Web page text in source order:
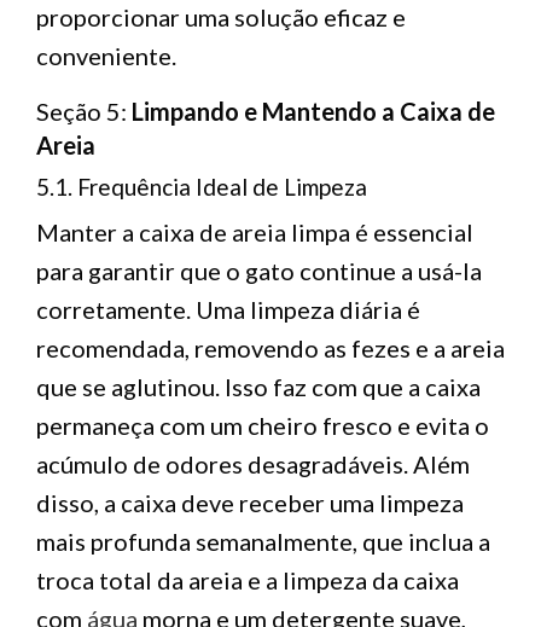
proporcionar uma solução eficaz e
conveniente.
Seção 5: Limpando e Mantendo a Caixa de
Areia
5.1. Frequência Ideal de Limpeza
Manter a caixa de areia limpa é essencial
para garantir que o gato continue a usá-la
corretamente. Uma limpeza diária é
recomendada, removendo as fezes e a areia
que se aglutinou. Isso faz com que a caixa
permaneça com um cheiro fresco e evita o
acúmulo de odores desagradáveis. Além
disso, a caixa deve receber uma limpeza
mais profunda semanalmente, que inclua a
troca total da areia e a limpeza da caixa
com água morna e um detergente suave,